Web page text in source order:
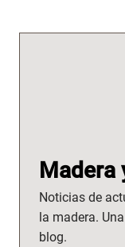
Madera
Noticias de
la madera.
blog.